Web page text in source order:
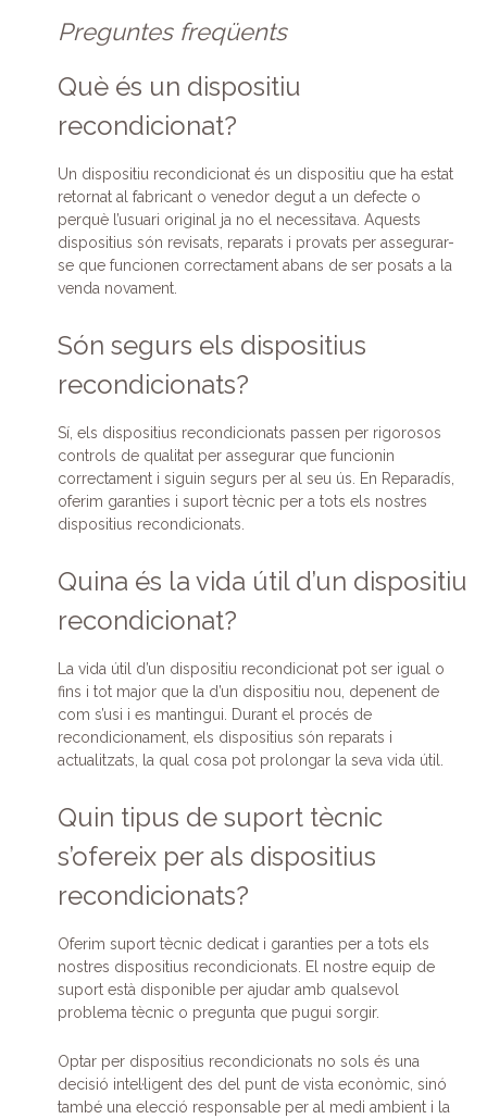
Preguntes freqüents
Què és un dispositiu
recondicionat?
Un dispositiu recondicionat és un dispositiu que ha estat
retornat al fabricant o venedor degut a un defecte o
perquè l’usuari original ja no el necessitava. Aquests
dispositius són revisats, reparats i provats per assegurar-
se que funcionen correctament abans de ser posats a la
venda novament.
Són segurs els dispositius
recondicionats?
Sí, els dispositius recondicionats passen per rigorosos
controls de qualitat per assegurar que funcionin
correctament i siguin segurs per al seu ús. En Reparadís,
oferim garanties i suport tècnic per a tots els nostres
dispositius recondicionats.
Quina és la vida útil d’un dispositiu
recondicionat?
La vida útil d’un dispositiu recondicionat pot ser igual o
fins i tot major que la d’un dispositiu nou, depenent de
com s’usi i es mantingui. Durant el procés de
recondicionament, els dispositius són reparats i
actualitzats, la qual cosa pot prolongar la seva vida útil.
Quin tipus de suport tècnic
s’ofereix per als dispositius
recondicionats?
Oferim suport tècnic dedicat i garanties per a tots els
nostres dispositius recondicionats. El nostre equip de
suport està disponible per ajudar amb qualsevol
problema tècnic o pregunta que pugui sorgir.
Optar per dispositius recondicionats no sols és una
decisió intel·ligent des del punt de vista econòmic, sinó
també una elecció responsable per al medi ambient i la